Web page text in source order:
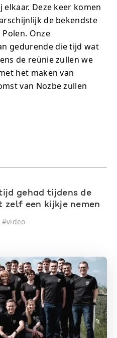
Deze keer komen
de bekendste
Onze
gedurende die tijd wat
de reünie zullen we
het maken van
van Nozbe zullen
gehad tijdens de
zelf een kijkje nemen
#video